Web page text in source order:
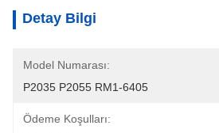
Detay Bilgi
Model Numarası:
P2035 P2055 RM1-6405
Ödeme Koşulları: